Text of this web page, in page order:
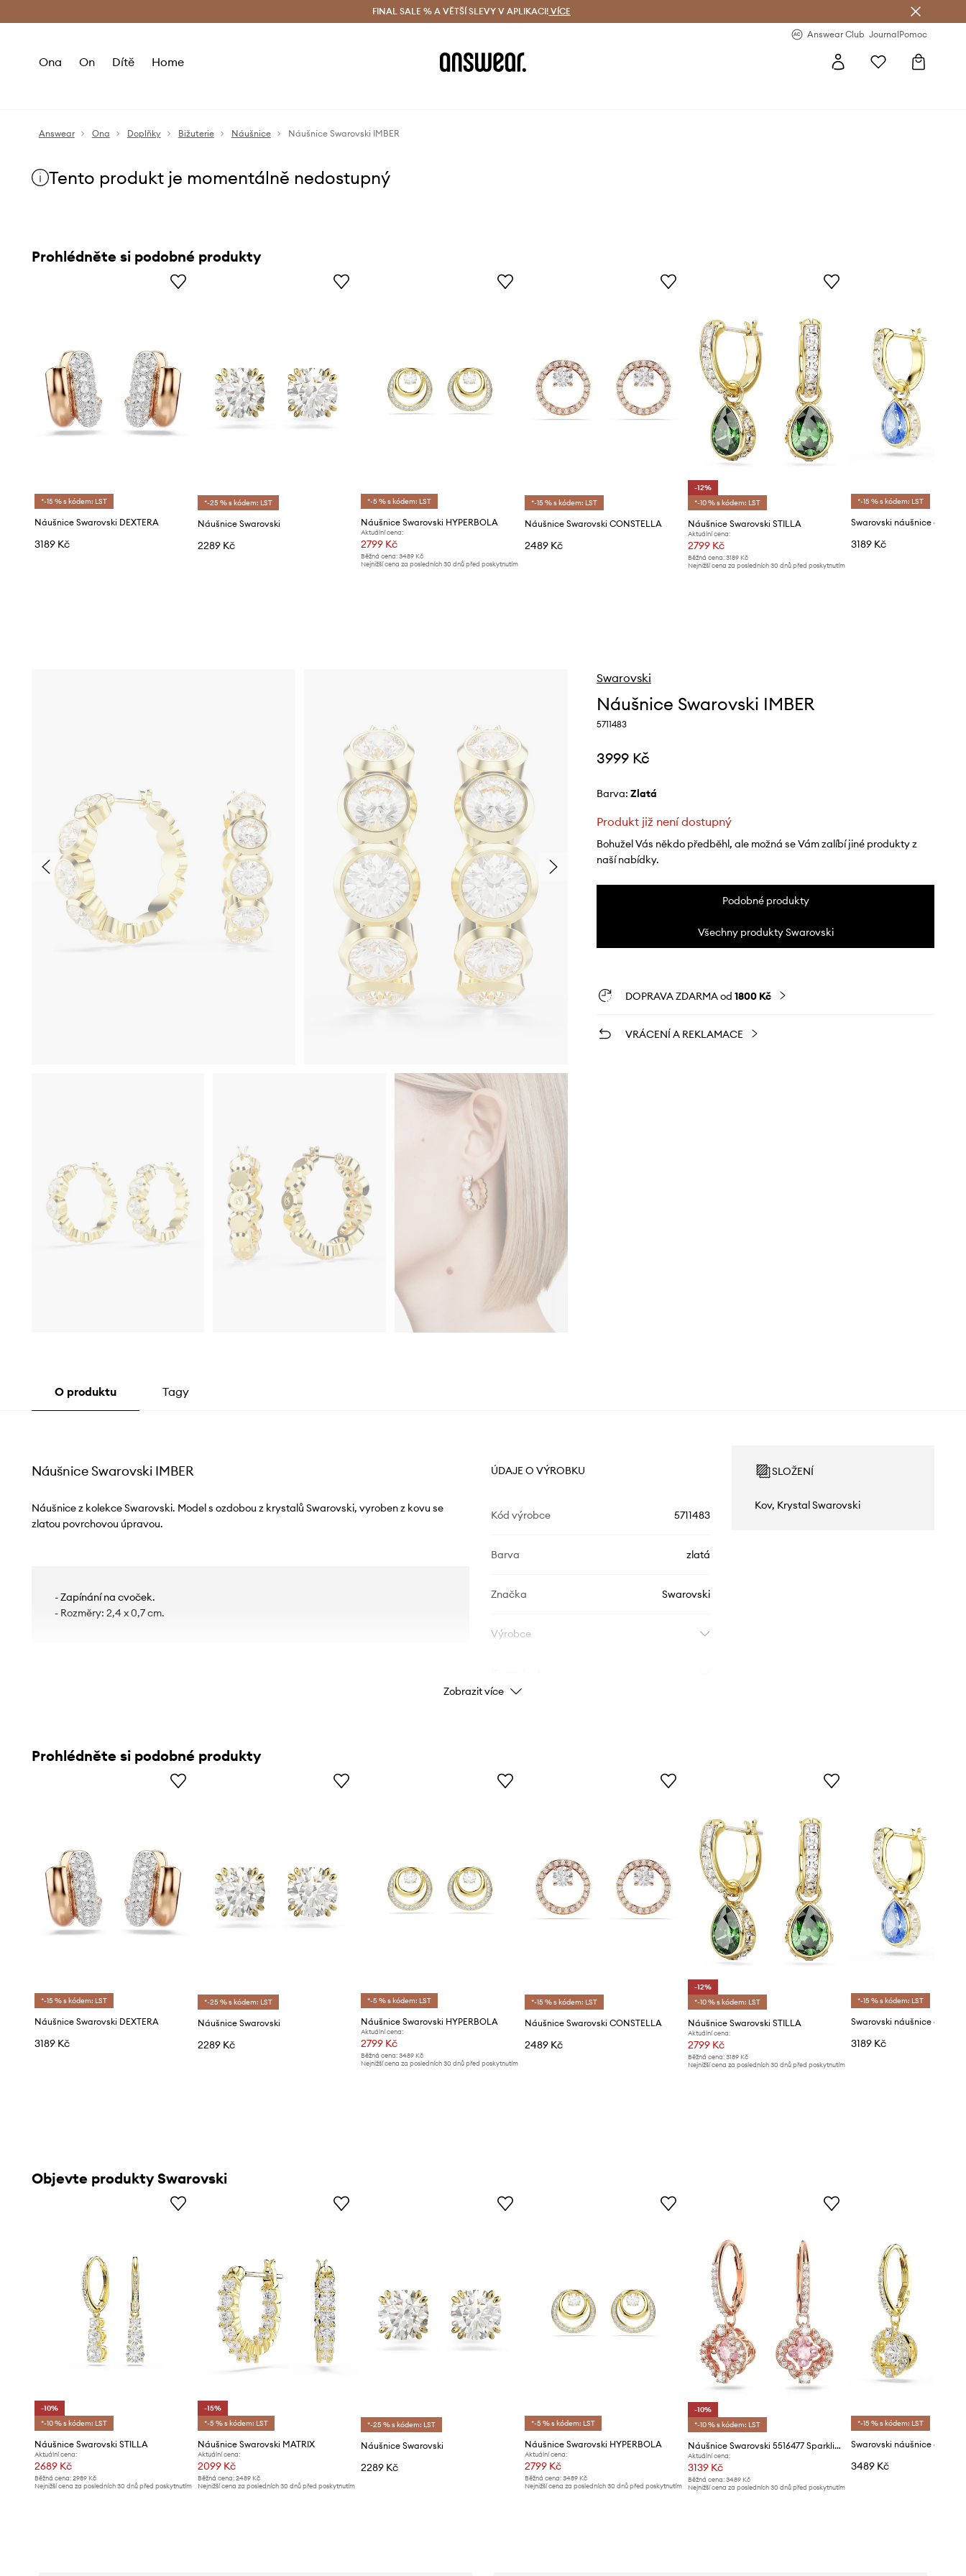
Doručení a vrácení zdarma (od 1800 Kč) Doručení i do 24 h
FINAL SALE % A VĚTŠÍ SLEVY V APLIKACI! VÍCE
Answear Club JournalPomoc
Ona On Dítě Home
Answear Ona Doplňky Bižuterie Náušnice Náušnice Swarovski IMBER
Tento produkt je momentálně nedostupný
Prohlédněte si podobné produkty
*-15 % s kódem: LST
Náušnice Swarovski DEXTERA
3189 Kč
*-25 % s kódem: LST
Náušnice Swarovski
2289 Kč
*-5 % s kódem: LST
Náušnice Swarovski HYPERBOLA
Aktuální cena:
2799 Kč
Běžná cena: 3489 Kč
Nejnižší cena za posledních 30 dnů před poskytnutím
*-15 % s kódem: LST
Náušnice Swarovski CONSTELLA
2489 Kč
-12%
*-10 % s kódem: LST
Náušnice Swarovski STILLA
Aktuální cena:
2799 Kč
Běžná cena:3189 Kč
Nejnižší cena za posledních 30 dnů před poskytnutím
*-15 % s kódem: LST
3189 Kč
Swarovski
Náušnice Swarovski IMBER
5711483
3999 Kč
Barva: zlatá
Produkt již není dostupný
Bohužel Vás někdo předběhl, ale možná se Vám zalíbí jiné produkty z
naší nabídky.
Podobné produkty
Všechny produkty Swarovski
DOPRAVA ZDARMA od 1800 Kč
VRÁCENÍ A REKLAMACE
O produktu Tagy
Náušnice Swarovski IMBER
Náušnice z kolekce Swarovski. Model s ozdobou z krystalů Swarovski, vyroben z kovu se
zlatou povrchovou úpravou.
- Zapínání na cvoček.
- Rozměry: 2,4 x 0,7 cm.
ÚDAJE O VÝROBKU
Kód výrobce 5711483
Barva zlatá
Značka Swarovski
Výrobce
SLOŽENÍ
Kov, Krystal Swarovski
Zobrazit více
Prohlédněte si podobné produkty
*-15 % s kódem: LST
Náušnice Swarovski DEXTERA
3189 Kč
*-25 % s kódem: LST
Náušnice Swarovski
2289 Kč
*-5 % s kódem: LST
Náušnice Swarovski HYPERBOLA
Aktuální cena:
2799 Kč
Běžná cena: 3489 Kč
Nejnižší cena za posledních 30 dnů před poskytnutím
*-15 % s kódem: LST
Náušnice Swarovski CONSTELLA
2489 Kč
-12%
*-10 % s kódem: LST
Náušnice Swarovski STILLA
Aktuální cena:
2799 Kč
Běžná cena:3189 Kč
Nejnižší cena za posledních 30 dnů před poskytnutím
*-15 % s kódem: LST
3189 Kč
Objevte produkty Swarovski
-10%
*-10 % s kódem: LST
Náušnice Swarovski STILLA
Aktuální cena:
2689 Kč
Běžná cena: 2989 Kč
Nejnižší cena za posledních 30 dnů před poskytnutím
-15%
*-5 % s kódem: LST
Náušnice Swarovski MATRIX
Aktuální cena:
2099 Kč
Běžná cena:2489 Kč
Nejnižší cena za posledních 30 dnů před poskytnutím
*-25 % s kódem: LST
Náušnice Swarovski
2289 Kč
*-5 % s kódem: LST
Náušnice Swarovski HYPERBOLA
Aktuální cena:
2799 Kč
Běžná cena: 3489 Kč
Nejnižší cena za posledních 30 dnů před poskytnutím
-10%
*-10 % s kódem: LST
Náušnice Swarovski 5516477 Sparkling Dc
Aktuální cena:
3139 Kč
Běžná cena:3489 Kč
Nejnižší cena za posledních 30 dnů před poskytnutím
*-15 % s kódem: LST
3489 Kč